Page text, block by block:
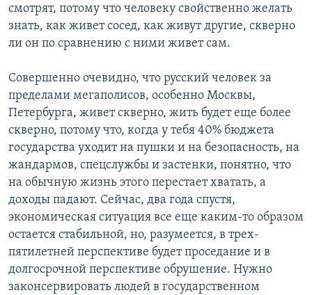
смотрят, потому что человеку свойственно желать
знать, как живет сосед, как живут другие, скверно
ли он по сравнению с ними живет сам.
Совершенно очевидно, что русский человек за
пределами мегаполисов, особенно Москвы,
Петербурга, живет скверно, жить будет еще более
скверно, потому что, когда у тебя 40% бюджета
государства уходит на пушки и на безопасность, на
жандармов, спецслужбы и застенки, понятно, что
на обычную жизнь этого перестает хватать, а
доходы падают. Сейчас, два года спустя,
экономическая ситуация все еще каким-то образом
остается стабильной, но, разумеется, в трех-
пятилетней перспективе будет проседание и в
долгосрочной перспективе обрушение. Нужно
законсервировать людей в государственном